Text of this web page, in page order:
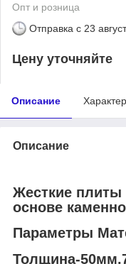
Опт и розница
Отправка с 23
Цену уточняйте
Описание
Описание
Жесткие
основе
Параметры
Толщина-